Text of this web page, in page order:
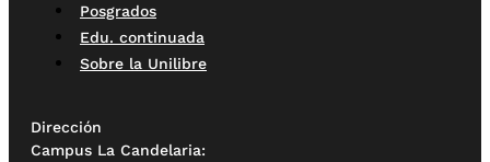
Posgrados
Edu. continuada
Sobre la Unilibre
Dirección
Campus La Candelaria: